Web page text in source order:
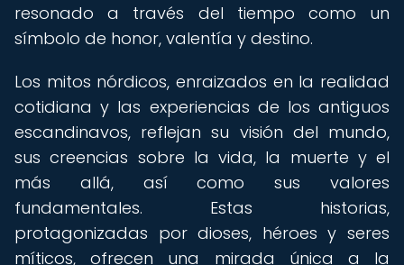
resonado a través del tiempo como un
símbolo de honor, valentía y destino.
Los mitos nórdicos, enraizados en la realidad
cotidiana y las experiencias de los antiguos
escandinavos, reflejan su visión del mundo,
sus creencias sobre la vida, la muerte y el
más allá, así como sus valores
fundamentales. Estas historias,
protagonizadas por dioses, héroes y seres
míticos, ofrecen una mirada única a la